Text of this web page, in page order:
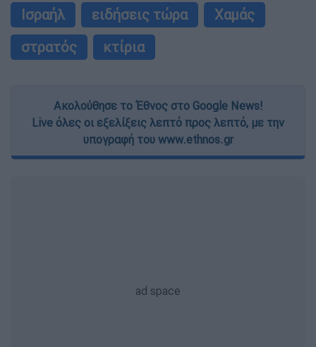
Ισραήλ ειδήσεις τώρα
Χαμάς
στρατός
κτίρια
Ακολούθησε το Έθνος στο Google News!
Live όλες οι εξελίξεις λεπτό προς λεπτό, με την
υπογραφή του www.ethnos.gr